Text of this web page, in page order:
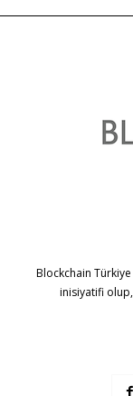
Blockchain
inisiyatifi